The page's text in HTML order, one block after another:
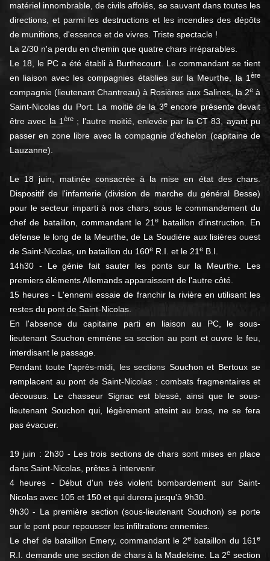
matériel innombrable, de civils affolés, se sauvant dans toutes les
directions, et parmi les destructions et les incendies des dépôts
de munitions, d'essence et de vivres. Triste spectacle !
La 2/30 n'a perdu en chemin que quatre chars irréparables.
Le 18, le PC a été établi à Burthecourt. Le commandant se tient
en liaison avec les compagnies établies sur la Meurthe, la 1 ère
compagnie (lieutenant Chantreau) à Rosières aux Salines, la 2eà
Saint-Nicolas du Port. La moitié de la 3eencore présente devait
être avec la 1 ère; l'autre moitié, enlevée par la CT 83, ayant pu
passer en zone libre avec la compagnie d'échelon (capitaine de
Lauzanne).
Le 18 juin, matinée consacrée à la mise en état des chars.
Dispositif de l'infanterie (division de marche du général Besse)
pour le secteur imparti à nos chars, sous le commandement du
chef de bataillon, commandant le 21e
bataillon d'instruction. En
défense le long de la Meurthe, de La Soudière aux lisières ouest
de Saint-Nicolas, un bataillon du 160e R.I. et le 21 e B.I.
14h30 - Le génie fait sauter les ponts sur la Meurthe. Les
premiers éléments Allemands apparaissent de l'autre côté.
15 heures - L'ennemi essaie de franchir la rivière en utilisant les
restes du pont de Saint-Nicolas.
En l'absence du capitaine parti en liaison au PC, le sous-
lieutenant Souchon emmène sa section au pont et ouvre le feu,
interdisant le passage.
Pendant toute l'après-midi, les sections Souchon et Bertoux se
remplacent au pont de Saint-Nicolas : combats fragmentaires et
décousus. Le chasseur Signac est blessé, ainsi que le sous-
lieutenant Souchon qui, légèrement atteint au bras, ne se fera
pas évacuer.
19 juin : 2h30 - Les trois sections de chars sont mises en place
dans Saint-Nicolas, prêtes à intervenir.
4 heures - Début d'un très violent bombardement sur Saint-
Nicolas avec 105 et 150 et qui durera jusqu'à 9h30.
9h30 - La première section (sous-lieutenant Souchon) se porte
sur le pont pour repousser les infiltrations ennemies.
Le chef de bataillon Emery, commandant le 2e bataillon du 161e
R.I. demande une section de chars à la Madeleine. La 2e section